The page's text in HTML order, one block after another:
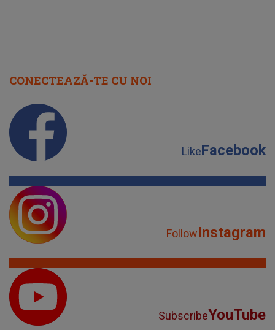
CONECTEAZĂ-TE CU NOI
LikeFacebook
FollowInstagram
SubscribeYouTube